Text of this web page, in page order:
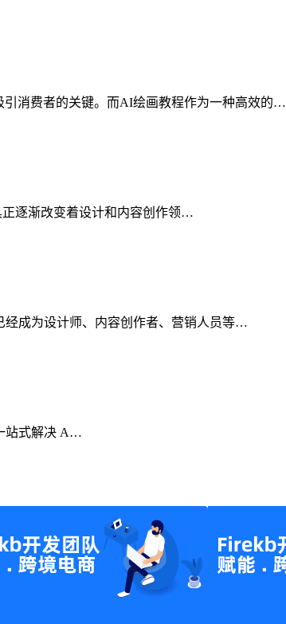
引消费者的关键。而AI绘画教程作为一种高效的…
正逐渐改变着设计和内容创作领…
经成为设计师、内容创作者、营销人员等…
站式解决 A…